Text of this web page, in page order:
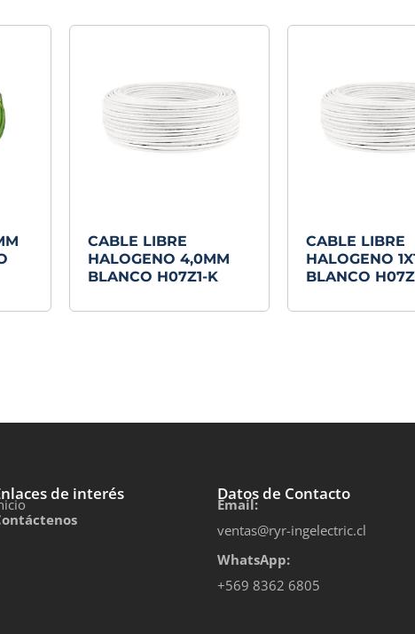
CABLE LIBRE
HALOGENO 4,0MM
BLANCO H07Z1-K
CABLE LIBRE
HALOGENO
BLANCO
de interés Datos de Contacto
Email:
ventas@ryr-ingelectric.cl
WhatsApp:
+569 8362 6805